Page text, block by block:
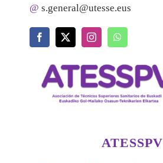
@ s.general@utesse.eus
ATESSPV